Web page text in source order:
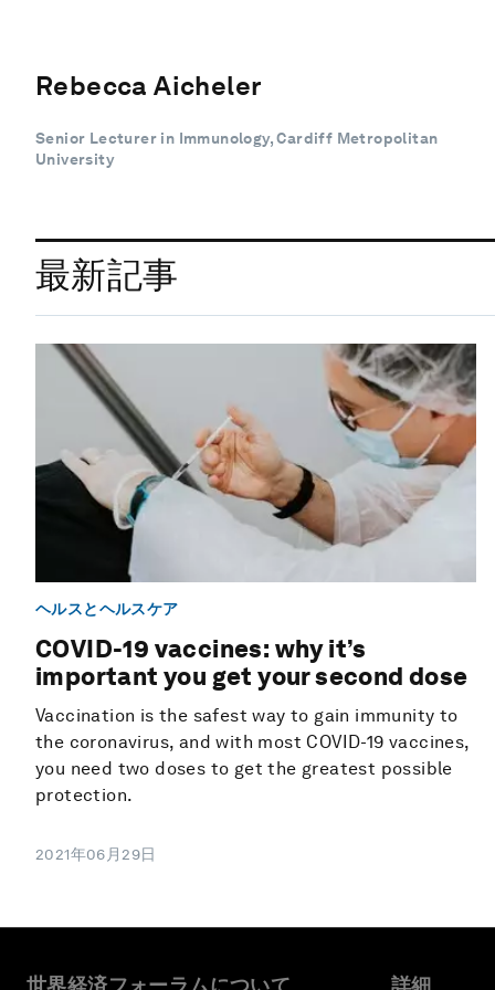
Rebecca Aicheler
Senior Lecturer in Immunology, Cardiff Metropolitan
University
最新記事
ヘルスとヘルスケア
COVID-19 vaccines: why it’s
important you get your second dose
Vaccination is the safest way to gain immunity to
the coronavirus, and with most COVID-19 vaccines,
you need two doses to get the greatest possible
protection.
2021年06月29日
世界経済フォーラムについて 詳細